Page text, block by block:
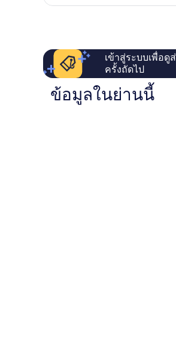
เข้าสู่ระบบเพื่อดู
ครั้งถัดไป
ข้อมูลในย่านนี้